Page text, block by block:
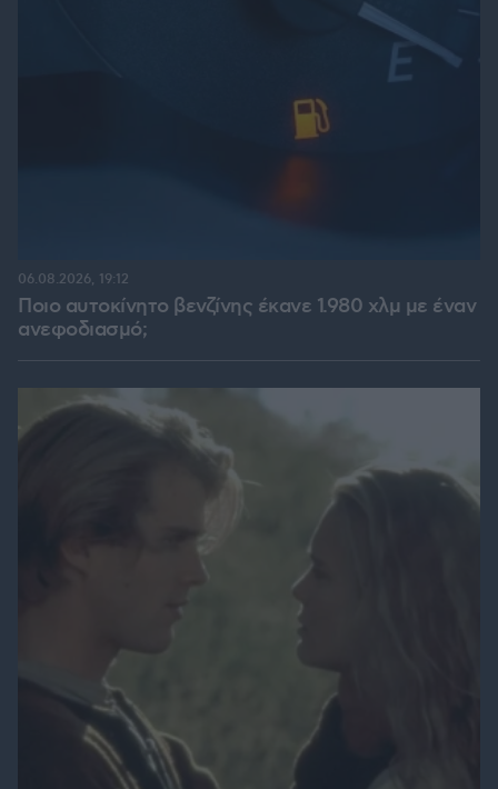
Ποιο αυτοκίνητο βενζίνης έκανε 1.980 χλμ με έναν
ανεφοδιασμό;
06.08.2026, 19:12